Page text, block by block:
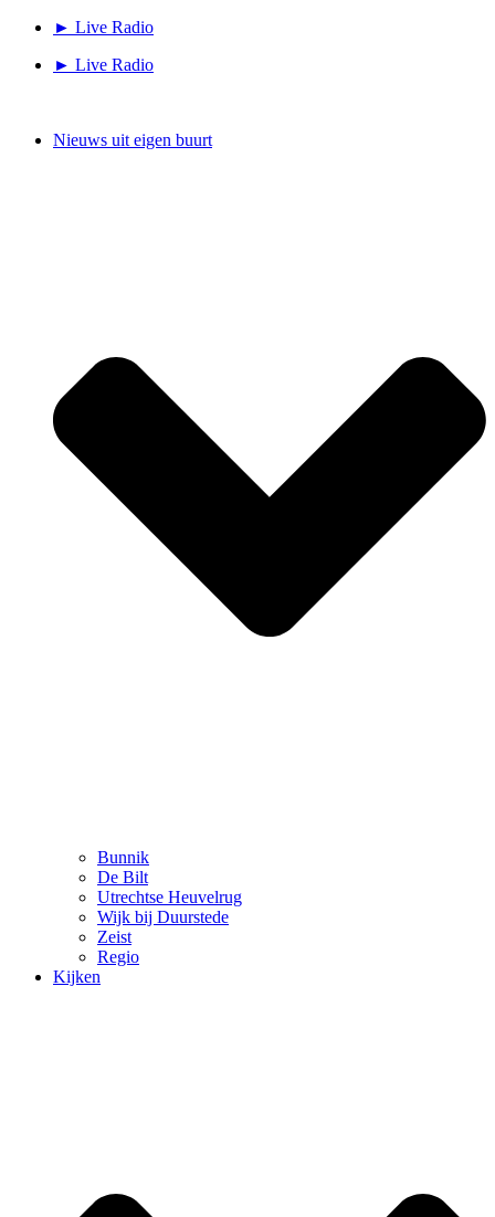
► Live Radio
► Live Radio
Nieuws uit eigen buurt
Bunnik
De Bilt
Utrechtse Heuvelrug
Wijk bij Duurstede
Zeist
Regio
Kijken